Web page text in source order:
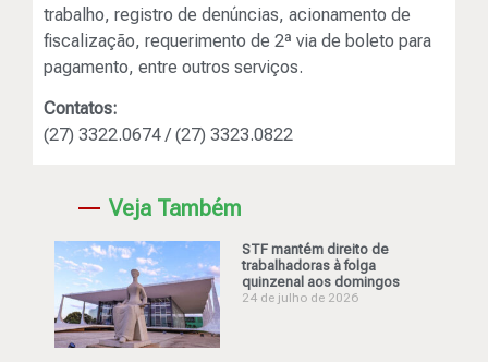
trabalho, registro de denúncias, acionamento de
fiscalização, requerimento de 2ª via de boleto para
pagamento, entre outros serviços.
Contatos:
(27) 3322.0674 / (27) 3323.0822
Veja Também
STF mantém direito de
trabalhadoras à folga
quinzenal aos domingos
24 de julho de 2026